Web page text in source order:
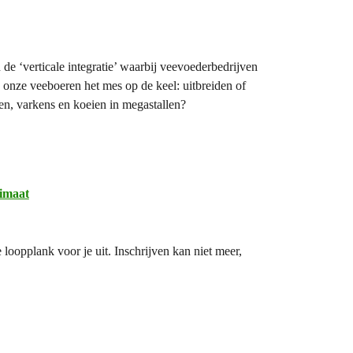
‘verticale integratie’ waarbij veevoederbedrijven
veeboeren het mes op de keel: uitbreiden of
varkens en koeien in megastallen?
voor je uit. Inschrijven kan niet meer,